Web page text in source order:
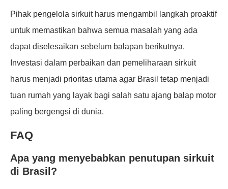
Pihak pengelola sirkuit harus mengambil langkah proaktif
untuk memastikan bahwa semua masalah yang ada
dapat diselesaikan sebelum balapan berikutnya.
Investasi dalam perbaikan dan pemeliharaan sirkuit
harus menjadi prioritas utama agar Brasil tetap menjadi
tuan rumah yang layak bagi salah satu ajang balap motor
paling bergengsi di dunia.
FAQ
Apa yang menyebabkan penutupan sirkuit
di Brasil?